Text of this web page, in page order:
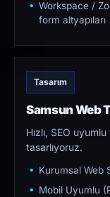
Workspace /
form altyapıları
Tasarım
Samsun Web
Hızlı, SEO
tasarlıyoruz.
Kurumsal Web
Mobil Uyumlu